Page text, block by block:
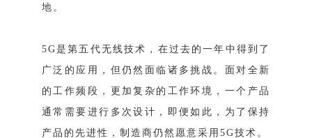
地。
5G是第五代无线技术，在过去的一年中得到了
广泛的应用，但仍然面临诸多挑战。面对全新
的工作频段，更加复杂的工作环境，一个产品
通常需要进行多次设计，即便如此，为了保持
产品的先进性，制造商仍然愿意采用5G技术。